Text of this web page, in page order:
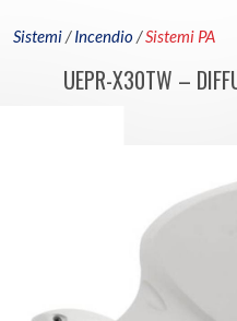
Sistemi/Incendio/Sistemi PA
UEPR-X30TW –